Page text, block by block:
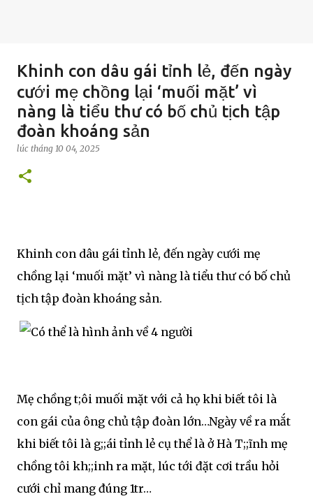
Khinh con dâu gái tỉnh lẻ, đến ngày
cưới mẹ chồng lại ‘muối mặt’ vì
nàng là tiểu thư có bố chủ tịch tập
đoàn khoáng sản
lúc tháng 10 04, 2025
Khinh con dâu gái tỉnh lẻ, đến ngày cưới mẹ
chồng lại ‘muối mặt’ vì nàng là tiểu thư có bố chủ
tịch tập đoàn khoáng sản.
Mẹ chồng t;ôi muối mặt với cả họ khi biết tôi là
con gái của ông chủ tập đoàn lớn…Ngày về ra mắt
khi biết tôi là g;;ái tỉnh lẻ cụ thể là ở Hà T;;ĩnh mẹ
chồng tôi kh;;inh ra mặt, lúc tới đặt cơi trầu hỏi
cưới chỉ mang đúng 1tr…